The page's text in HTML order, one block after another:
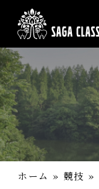
ホーム » 競技 »